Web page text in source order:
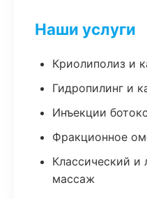
Наши услуги
Криолиполиз и
Гидропилинг и
Инъекции
Фракционное
Классический
массаж